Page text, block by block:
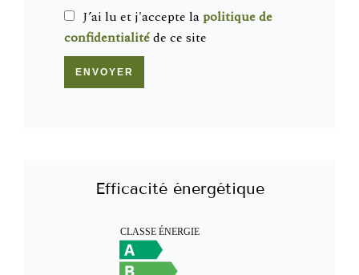
J’ai lu et j'accepte lapolitique de
confidentialitéde ce site
ENVOYER
Efficacité énergétique